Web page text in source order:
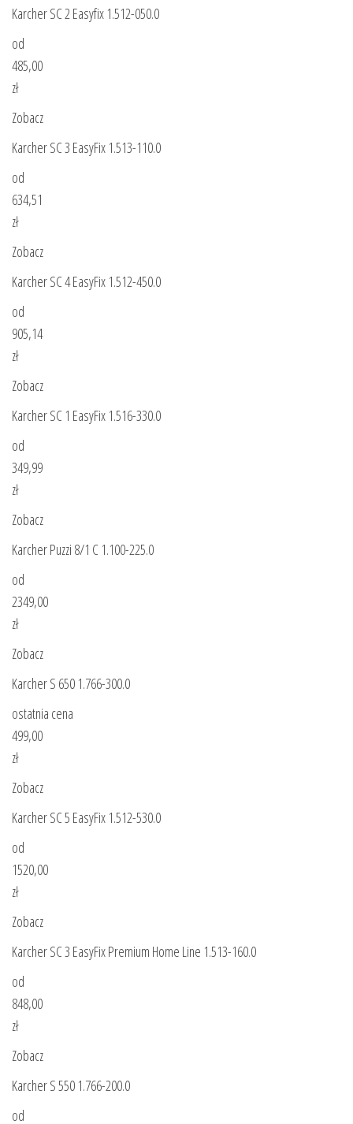
Karcher SC 2 Easyfix 1.512-050.0
od
485,00
zł
Zobacz
Karcher SC 3 EasyFix 1.513-110.0
od
634,51
zł
Zobacz
Karcher SC 4 EasyFix 1.512-450.0
od
905,14
zł
Zobacz
Karcher SC 1 EasyFix 1.516-330.0
od
349,99
zł
Zobacz
Karcher Puzzi 8/1 C 1.100-225.0
od
2349,00
zł
Zobacz
Karcher S 650 1.766-300.0
ostatnia cena
499,00
zł
Zobacz
Karcher SC 5 EasyFix 1.512-530.0
od
1520,00
zł
Zobacz
Karcher SC 3 EasyFix Premium Home Line 1.513-160.0
od
848,00
zł
Zobacz
Karcher S 550 1.766-200.0
od